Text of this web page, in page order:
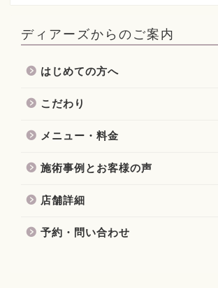
ディアーズからのご案内
はじめての方へ
こだわり
メニュー・料金
施術事例とお客様の声
店舗詳細
予約・問い合わせ